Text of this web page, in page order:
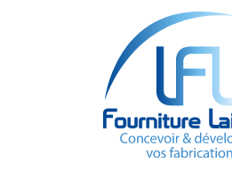
Panneau de gestion des cookies